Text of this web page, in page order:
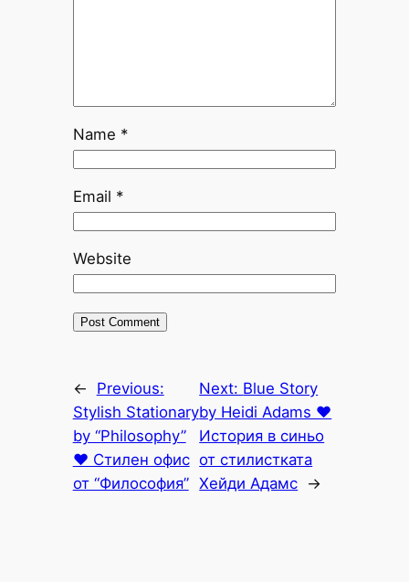
Name *
Email *
Website
←
Previous:
Stylish Stationary
by “Philosophy”
♥ Стилен офис
от “Философия”
Next: Blue Story
by Heidi Adams ♥
История в синьо
от стилистката
Хейди Адамс →